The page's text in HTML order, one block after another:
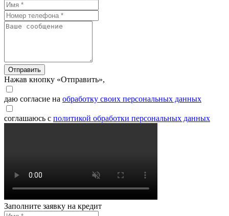
Отправить
Нажав кнопку «Отправить»,
даю согласие на обработку своих персональных данных
соглашаюсь с политикой обработки персональных данных
Заполните заявку на кредит